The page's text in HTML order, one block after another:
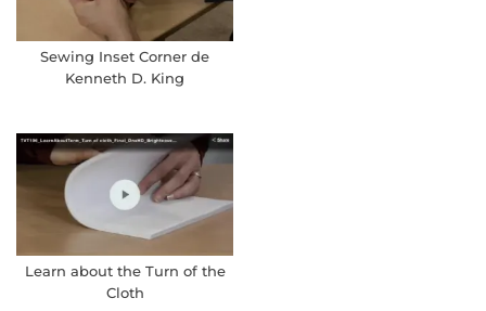
Sewing Inset Corner de
Kenneth D. King
Learn about the Turn of the
Cloth